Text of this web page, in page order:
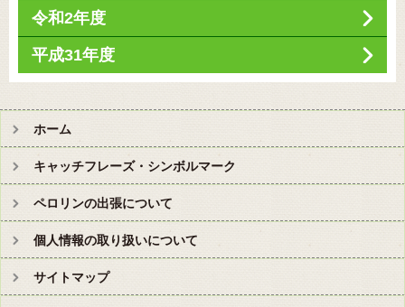
令和2年度
平成31年度
ホーム
キャッチフレーズ・シンボルマーク
ペロリンの出張について
個人情報の取り扱いについて
サイトマップ